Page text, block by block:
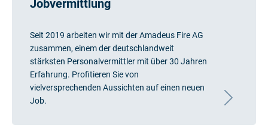
Jobvermittlung
Seit 2019 arbeiten wir mit der Amadeus Fire AG
zusammen, einem der deutschlandweit
stärksten Personalvermittler mit über 30 Jahren
Erfahrung. Profitieren Sie von
vielversprechenden Aussichten auf einen neuen
Job.